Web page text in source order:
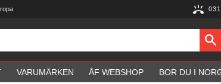
VARUMÄRKEN ÅF WEBSHOP BOR DU I